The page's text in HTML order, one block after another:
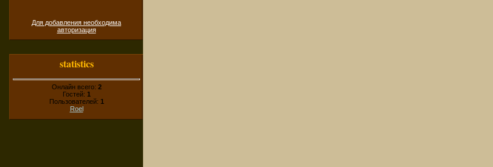
Для добавления необходима
авторизация
statistics
Онлайн всего: 2
Гостей: 1
Пользователей: 1
Roel